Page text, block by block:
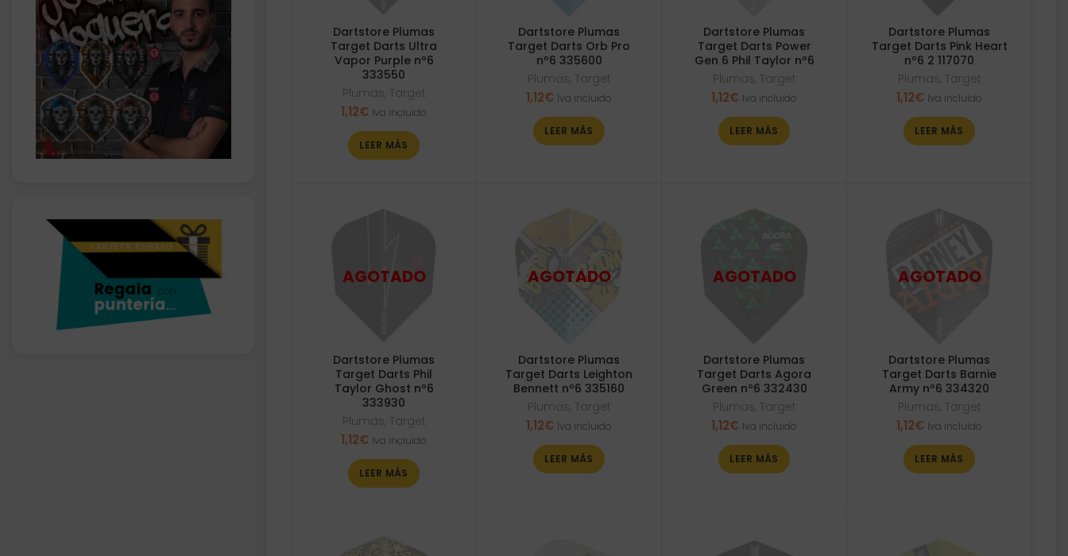
Dartstore Plumas
Target Darts Ultra
Vapor Purple nº6
333550
Plumas, Target
1,12€ Iva incluido
LEER MÁS
Dartstore Plumas
Target Darts Orb Pro
nº6 335600
Plumas, Target
1,12€ Iva incluido
LEER MÁS
Dartstore Plumas
Target Darts Power
Gen 6 Phil Taylor nº6
Plumas, Target
1,12€ Iva incluido
LEER MÁS
Dartstore Plumas
Target Darts Pink Heart
nº6 2 117070
Plumas, Target
1,12€ Iva incluido
LEER MÁS
Dartstore Plumas
Target Darts Phil
Taylor Ghost nº6
333930
Plumas, Target
1,12€ Iva incluido
LEER MÁS
Dartstore Plumas
Target Darts Leighton
Bennett nº6 335160
Plumas, Target
1,12€ Iva incluido
LEER MÁS
Dartstore Plumas
Target Darts Agora
Green nº6 332430
Plumas, Target
1,12€ Iva incluido
LEER MÁS
Dartstore Plumas
Target Darts Barnie
Army nº6 334320
Plumas, Target
1,12€ Iva incluido
LEER MÁS